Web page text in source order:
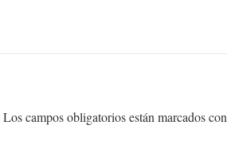
Los campos obligatorios están marcados con